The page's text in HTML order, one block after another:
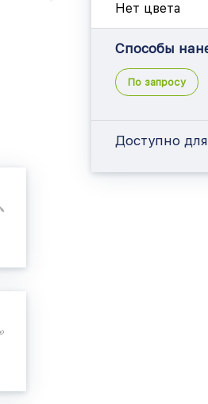
Нет цвета
Способы
По запросу
Доступно